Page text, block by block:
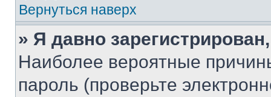
Вернуться наверх
» Я давно
Наиболее вероятные
пароль (проверьте